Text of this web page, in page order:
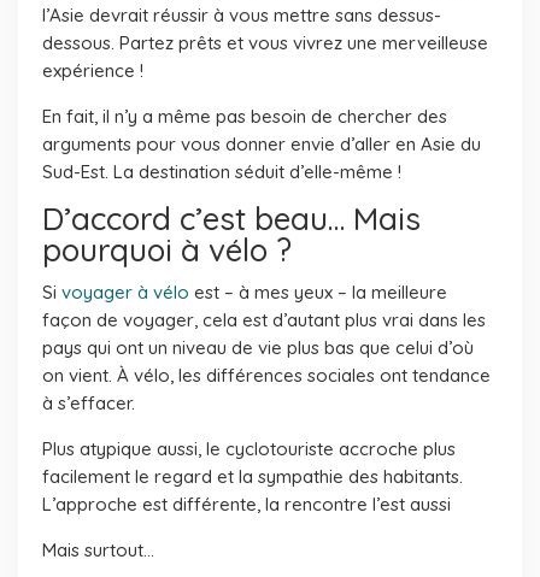
l’Asie devrait réussir à vous mettre sans dessus-
dessous. Partez prêts et vous vivrez une merveilleuse
expérience !
En fait, il n’y a même pas besoin de chercher des
arguments pour vous donner envie d’aller en Asie du
Sud-Est. La destination séduit d’elle-même !
D’accord c’est beau… Mais
pourquoi à vélo ?
Si voyager à vélo est – à mes yeux – la meilleure
façon de voyager, cela est d’autant plus vrai dans les
pays qui ont un niveau de vie plus bas que celui d’où
on vient. À vélo, les différences sociales ont tendance
à s’effacer.
Plus atypique aussi, le cyclotouriste accroche plus
facilement le regard et la sympathie des habitants.
L’approche est différente, la rencontre l’est aussi
Mais surtout…